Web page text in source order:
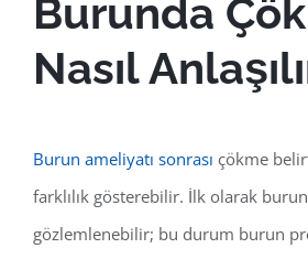
Burunda
Nasıl
Burun ameliyatı sonrası çökme
farklılık gösterebilir. İlk olarak
gözlemlenebilir; bu durum burun